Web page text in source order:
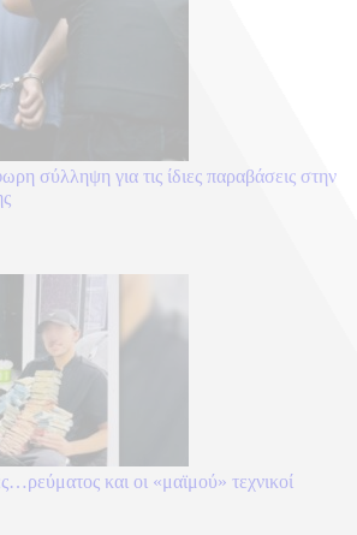
σύλληψη για τις ίδιες παραβάσεις στην
και οι «μαϊμού» τεχνικοί